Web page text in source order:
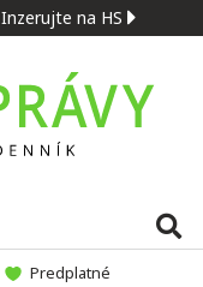
Inzerujte na HS
Predplatné